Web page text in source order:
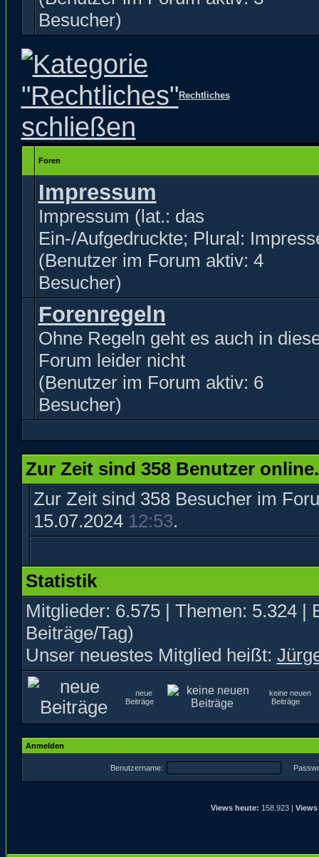
Besucher)
Rechtliches
Foren
Impressum
Impressum (lat.: das
Ein-/Aufgedruckte; Plural:
(Benutzer im Forum aktiv: 4
Besucher)
Forenregeln
Ohne Regeln geht es auch in
Forum leider nicht
(Benutzer im Forum aktiv: 6
Besucher)
Zur Zeit sind 358 Benutzer online.
Zur Zeit sind 358 Besucher im
15.07.2024 12:53.
Statistik
Mitglieder: 6.575 | Themen: 5.324 |
Beiträge/Tag)
Unser neuestes Mitglied heißt:
neue
Beiträge
keine neuen
Beiträge
Anmelden
Benutzername:
Views heute: 158.923 |